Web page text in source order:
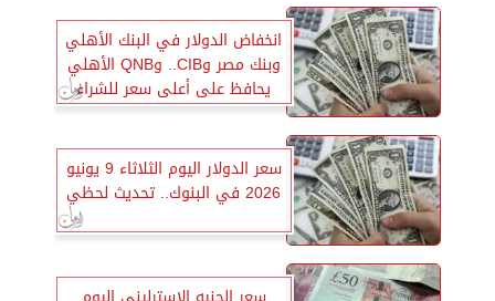
انخفاض الدولار في البنك الأهلي
وبنك مصر وCIB.. وQNB الأهلي
يحافظ على أعلى سعر للشراء
سعر الدولار اليوم الثلاثاء 9 يونيو
2026 في البنوك.. تحديث لحظي